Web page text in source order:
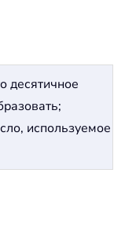
десятичное
используемое